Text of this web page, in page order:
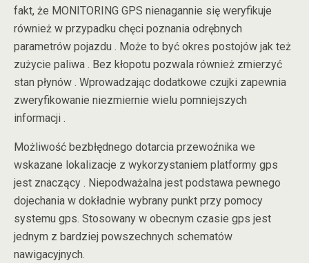
fakt, że MONITORING GPS nienagannie się weryfikuje
również w przypadku chęci poznania odrębnych
parametrów pojazdu . Może to być okres postojów jak też
zużycie paliwa . Bez kłopotu pozwala również zmierzyć
stan płynów . Wprowadzając dodatkowe czujki zapewnia
zweryfikowanie niezmiernie wielu pomniejszych
informacji .
Możliwość bezbłędnego dotarcia przewoźnika we
wskazane lokalizacje z wykorzystaniem platformy gps
jest znaczący . Niepodważalna jest podstawa pewnego
dojechania w dokładnie wybrany punkt przy pomocy
systemu gps. Stosowany w obecnym czasie gps jest
jednym z bardziej powszechnych schematów
nawigacyjnych.